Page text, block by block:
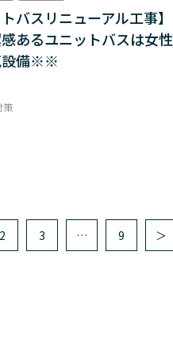
トバスリニューアル工事】
あるユニットバスは女性
設備※※
策
2 3 … 9 ＞